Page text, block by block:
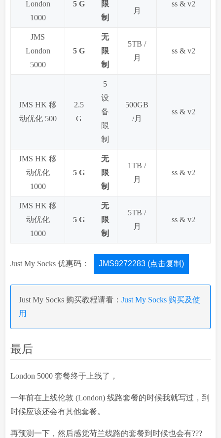
London
1000
5 G
限
制
月
ss & v2
JMS
London
5000
5 G
无
限
制
5TB /
月
ss & v2
JMS HK 移
动优化 500
2.5
G
5
设
备
限
制
500GB
/月
ss & v2
JMS HK 移
动优化
1000
5 G
无
限
制
1TB /
月
ss & v2
JMS HK 移
动优化
1000
5 G
无
限
制
5TB /
月
ss & v2
Just My Socks 优惠码： JMS9272283 (点击复制)
Just My Socks 购买教程请看：Just My Socks 购买及使
用
最后
London 5000 套餐终于上线了，
一年前在上线伦敦 (London) 线路套餐的时候我就写过，到
时候应该还会有其他套餐。
再预测一下，然后感觉荷兰线路的套餐到时候也会有???